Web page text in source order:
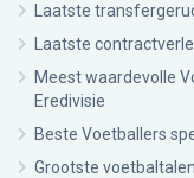
Laatste
Laatste
Meest waardevolle
Eredivisie
Beste Voetballers
Grootste